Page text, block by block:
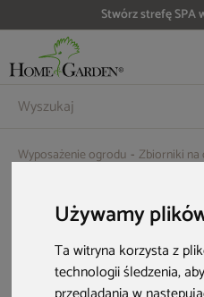
Używamy
Ta witryna korzysta z
technologii śledzenia,
Stwórz strefę SPA
Wyposażenie ogrodu
Zbiorniki na